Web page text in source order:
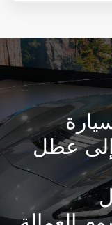
إلى عطل